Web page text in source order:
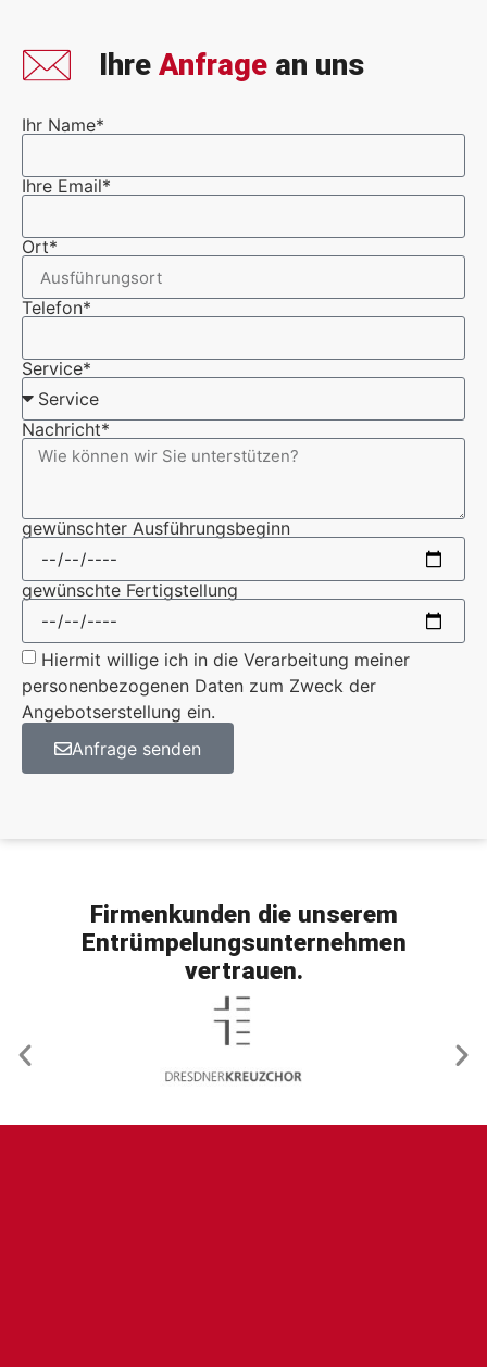
Ihre Anfragean uns
Ihr Name*
Ihre Email*
Ort*
Telefon*
Service*
Nachricht*
gewünschter Ausführungsbeginn
gewünschte Fertigstellung
Hiermit willige ich in die Verarbeitung meiner
personenbezogenen Daten zum Zweck der
Angebotserstellung ein.
Anfrage senden
Firmenkunden die unserem
Entrümpelungsunternehmen
vertrauen.